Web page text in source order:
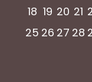
18 19 20 21
25 26 27 28